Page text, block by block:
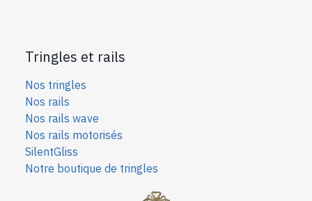
Tringles et rails
Nos tringles
Nos rails
Nos rails wave
Nos rails motorisés
SilentGliss
Notre boutique de tringles